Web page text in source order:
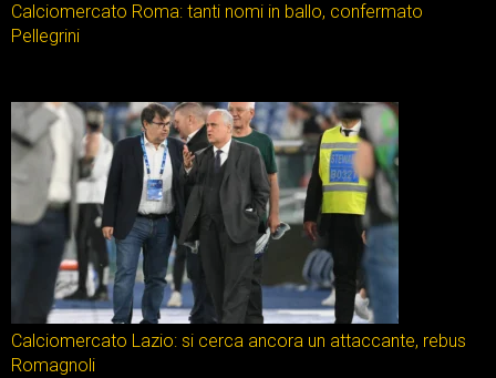
Calciomercato Roma: tanti nomi in ballo, confermato
Pellegrini
Calciomercato Lazio: si cerca ancora un attaccante, rebus
Romagnoli